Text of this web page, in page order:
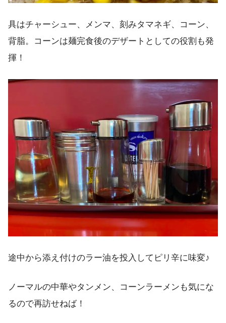
具はチャーシュー、メンマ、刻みタマネギ、コーン、
背脂。コーンは麺完食後のデザートとしての役割も発
揮！
途中から添え付けのラー油を投入してピリ辛に味変♪
ノーマルの中華やタンメン、コーンラーメンも気にな
るので再訪せねば！